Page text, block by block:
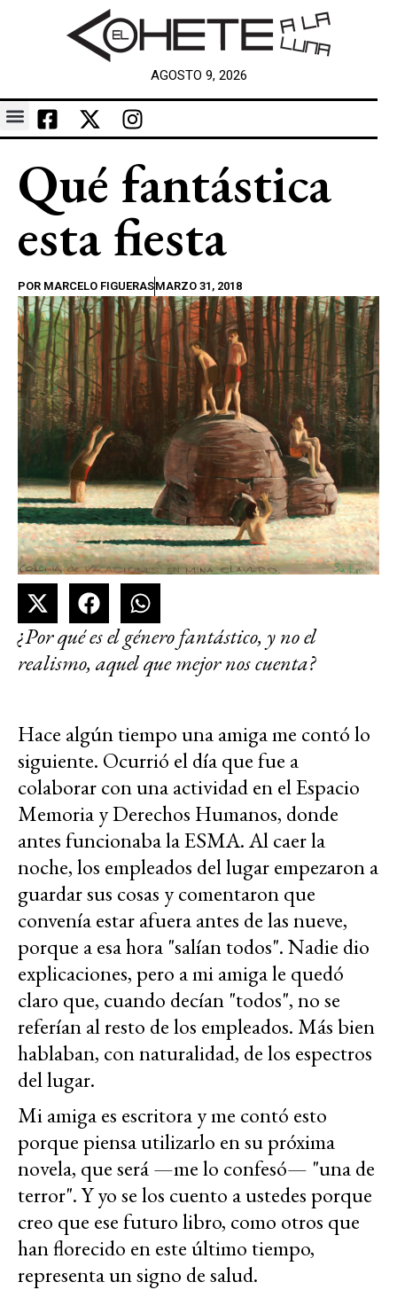
AGOSTO 9, 2026
Qué fantástica
esta fiesta
POR MARCELO FIGUERASMARZO 31, 2018
¿Por qué es el género fantástico, y no el
realismo, aquel que mejor nos cuenta?
Hace algún tiempo una amiga me contó lo
siguiente. Ocurrió el día que fue a
colaborar con una actividad en el Espacio
Memoria y Derechos Humanos, donde
antes funcionaba la ESMA. Al caer la
noche, los empleados del lugar empezaron a
guardar sus cosas y comentaron que
convenía estar afuera antes de las nueve,
porque a esa hora "salían todos". Nadie dio
explicaciones, pero a mi amiga le quedó
claro que, cuando decían "todos", no se
referían al resto de los empleados. Más bien
hablaban, con naturalidad, de los espectros
del lugar.
Mi amiga es escritora y me contó esto
porque piensa utilizarlo en su próxima
novela, que será —me lo confesó— "una de
terror". Y yo se los cuento a ustedes porque
creo que ese futuro libro, como otros que
han florecido en este último tiempo,
representa un signo de salud.